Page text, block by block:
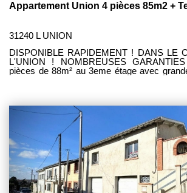
31240 L UNION
DISPONIBLE RAPIDEMENT ! DANS LE
L'UNION ! NOMBREUSES GARANTIES !
pièces de 88m² au 3eme étage avec
Grand séjour lumineux de 39m² ouvert
donnant accès à cette belle terrasse en
agréables chambres avec placards. -Salle
vasque et sèche serviettes. -WC séparé.
en sous-sol. -Belles prestations ! Maxime FONTENELLE LES
CLEFS TOULOUSAINES